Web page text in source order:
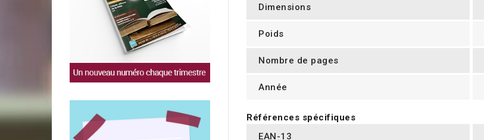
Dimensions
Poids
Nombre de pages
Année
Références spécifiques
EAN-13